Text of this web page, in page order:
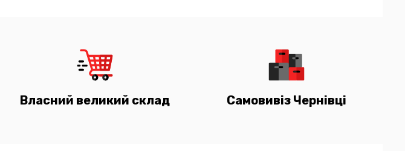
Власний великий склад Самовивіз Чернівці